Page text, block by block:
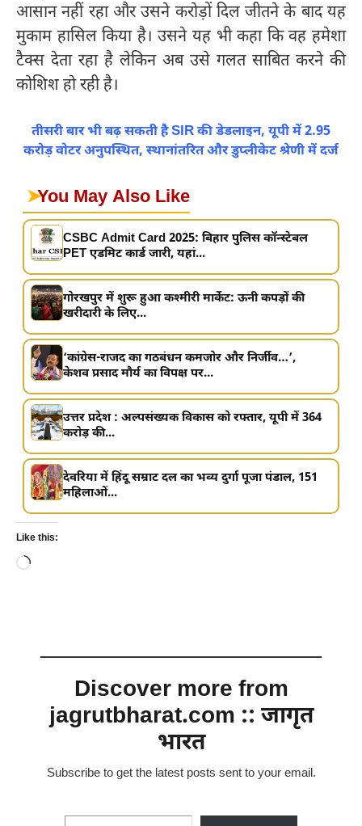
आसान नहीं रहा और उसने करोड़ों दिल जीतने के बाद यह
मुकाम हासिल किया है। उसने यह भी कहा कि वह हमेशा
टैक्स देता रहा है लेकिन अब उसे गलत साबित करने की
कोशिश हो रही है।
तीसरी बार भी बढ़ सकती है SIR की डेडलाइन, यूपी में 2.95
करोड़ वोटर अनुपस्थित, स्थानांतरित और डुप्लीकेट श्रेणी में दर्ज
➤You May Also Like
CSBC Admit Card 2025: बिहार पुलिस कॉन्स्टेबल
PET एडमिट कार्ड जारी, यहां...
गोरखपुर में शुरू हुआ कश्मीरी मार्केट: ऊनी कपड़ों की
खरीदारी के लिए...
‘कांग्रेस-राजद का गठबंधन कमजोर और निर्जीव…’,
केशव प्रसाद मौर्य का विपक्ष पर...
उत्तर प्रदेश : अल्पसंख्यक विकास को रफ्तार, यूपी में 364
करोड़ की...
देवरिया में हिंदू सम्राट दल का भव्य दुर्गा पूजा पंडाल, 151
महिलाओं...
Like this:
Loading…
Discover more from
jagrutbharat.com :: जागृत
भारत
Subscribe to get the latest posts sent to your email.
Type your email…